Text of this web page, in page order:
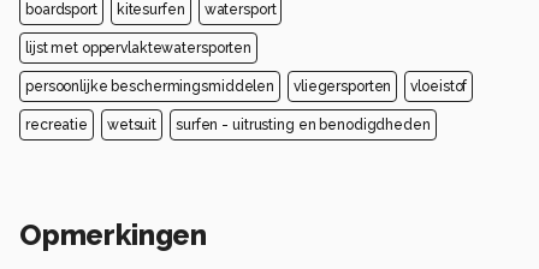
boardsport kitesurfen watersport
lijst met oppervlaktewatersporten
persoonlijke beschermingsmiddelen vliegersporten vloeistof
recreatie wetsuit surfen - uitrusting en benodigdheden
Opmerkingen